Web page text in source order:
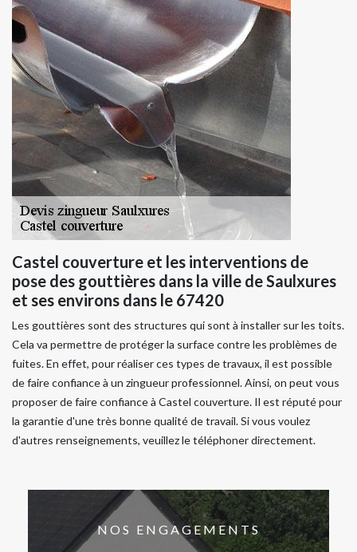
Castel couverture et les interventions de
pose des gouttières dans la ville de Saulxures
et ses environs dans le 67420
Les gouttières sont des structures qui sont à installer sur les toits.
Cela va permettre de protéger la surface contre les problèmes de
fuites. En effet, pour réaliser ces types de travaux, il est possible
de faire confiance à un zingueur professionnel. Ainsi, on peut vous
proposer de faire confiance à Castel couverture. Il est réputé pour
la garantie d'une très bonne qualité de travail. Si vous voulez
d'autres renseignements, veuillez le téléphoner directement.
NOS ENGAGEMENTS